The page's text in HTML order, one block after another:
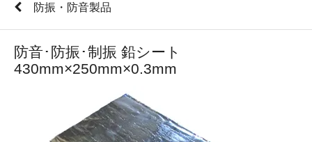
防振・防音製品
防音･防振･制振 鉛シート
430mm×250mm×0.3mm